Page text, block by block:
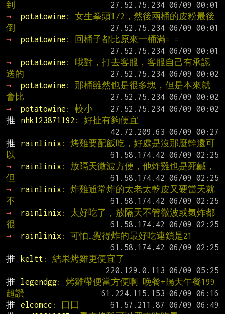
到
→
potatowine : 女生拳頭1/2，然後兩桶的皮粉最後
倒
→
potatowine : 回桶子都比原來一桶滿= =
→
potatowine : 哦對，打去客服，客服自己有承認
送的
→
potatowine : 那桶雖然也是很多塊，但是本來就
會比
→
potatowine : 較小
推
nhk123871192 : 好扯有夠便宜
推
rainlinix : 烤雞要配飯吃，好處是沒那麼幹還可
以
→
rainlinix : 放隔天微波方便，他炸雞也是死鹹，
但
→
rainlinix : 炸雞通常炸的太老太乾皮又硬當天就
不
→
rainlinix : 太好吃了，放隔天不管微波或氣炸都
很
→
rainlinix : 可怕…覺得炸的最好吃連鎖是21
推
keltt : 結果烤雞更便宜了
推
legendgg: 烤雞帶便當方便啊 晚餐+隔天午餐199
超讚
推
elcomcc : 口囗